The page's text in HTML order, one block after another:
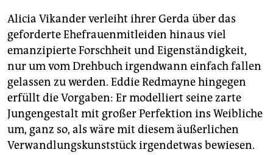
Alicia Vikander verleiht ihrer Gerda über das
geforderte Ehefrauenmitleiden hinaus viel
emanzipierte Forschheit und Eigenständigkeit,
nur um vom Drehbuch irgendwann einfach fallen
gelassen zu werden. Eddie Redmayne hingegen
erfüllt die Vorgaben: Er modelliert seine zarte
Jungengestalt mit großer Perfektion ins Weibliche
um, ganz so, als wäre mit diesem äußerlichen
Verwandlungskunststück irgendetwas bewiesen.